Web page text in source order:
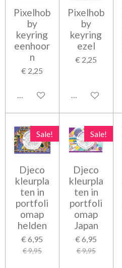
Pixelhob
by
keyring
eenhoor
n
€ 2,25
In winkelwagen
Pixelhob
by
keyring
ezel
€ 2,25
In winkelwagen
Sale!
Djeco
kleurpla
ten in
portfoli
omap
helden
€ 6,95
€ 9,95
Sale!
Djeco
kleurpla
ten in
portfoli
omap
Japan
€ 6,95
€ 9,95